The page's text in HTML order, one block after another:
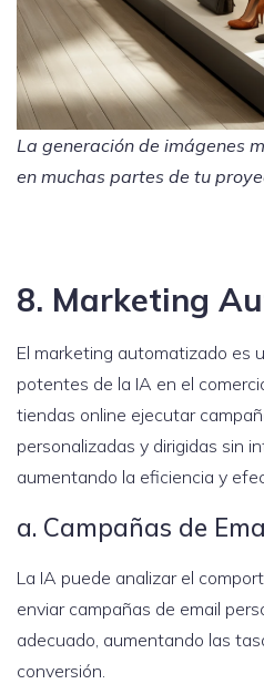
La generación de imágenes
en muchas partes de tu
8. Marketing
El marketing automatizado es
potentes de la IA en el
tiendas online ejecutar
personalizadas y dirigidas sin
aumentando la eficiencia y
a. Campañas de
La IA puede analizar el
enviar campañas de email
adecuado, aumentando las
conversión.